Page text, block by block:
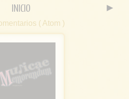
►
INICIO
( Atom )